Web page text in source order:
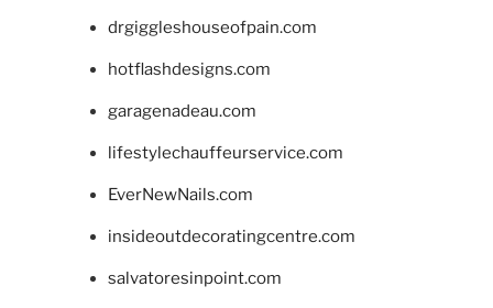
drgiggleshouseofpain.com
hotflashdesigns.com
garagenadeau.com
lifestylechauffeurservice.com
EverNewNails.com
insideoutdecoratingcentre.com
salvatoresinpoint.com